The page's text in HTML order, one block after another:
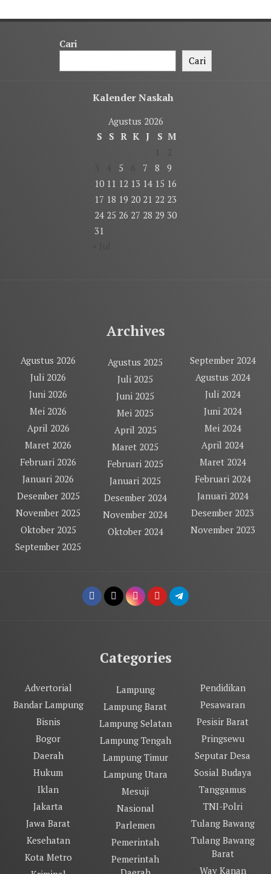
Cari
Cari
Kalender Naskah
Agustus 2026
S
S R K J S M
5 7 8
9
10 11 12 13 14 15 16
17 18 19 20 21 22 23
24 25 26 27 28 29 30
31
Archives
Agustus 2026
Juli 2026
Juni 2026
Mei 2026
April 2026
Maret 2026
Februari 2026
Januari 2026
Desember 2025
November 2025
Oktober 2025
September 2025
Agustus 2025
Juli 2025
Juni 2025
Mei 2025
April 2025
Maret 2025
Februari 2025
Januari 2025
Desember 2024
November 2024
Oktober 2024
September 2024
Agustus 2024
Juli 2024
Juni 2024
Mei 2024
April 2024
Maret 2024
Februari 2024
Januari 2024
Desember 2023
November 2023
Categories
Advertorial
Bandar Lampung
Bisnis
Bogor
Daerah
Hukum
Iklan
Jakarta
Jawa Barat
Kesehatan
Kota Metro
Lampung
Lampung Barat
Lampung Selatan
Lampung Tengah
Lampung Timur
Lampung Utara
Mesuji
Nasional
Parlemen
Pemerintah
Pemerintah
Pendidikan
Pesawaran
Pesisir Barat
Pringsewu
Seputar Desa
Sosial Budaya
Tanggamus
TNI-Polri
Tulang Bawang
Tulang Bawang
Barat
Way Kanan